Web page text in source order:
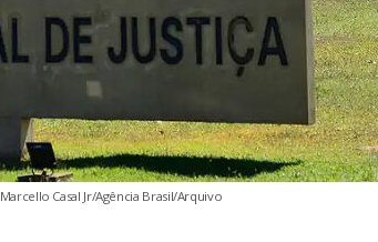
Marcello Casal Jr/Agência Brasil/Arquivo